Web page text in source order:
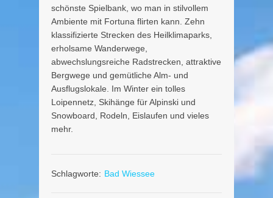
schönste Spielbank, wo man in stilvollem
Ambiente mit Fortuna flirten kann. Zehn
klassifizierte Strecken des Heilklimaparks,
erholsame Wanderwege,
abwechslungsreiche Radstrecken, attraktive
Bergwege und gemütliche Alm- und
Ausflugslokale. Im Winter ein tolles
Loipennetz, Skihänge für Alpinski und
Snowboard, Rodeln, Eislaufen und vieles
mehr.
Schlagworte: Bad Wiessee